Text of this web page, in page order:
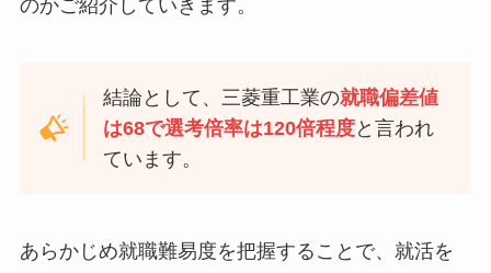
のかご紹介していきます。
結論として、三菱重工業の就職偏差値
は68で選考倍率は120倍程度と言われ
ています。
あらかじめ就職難易度を把握することで、就活を